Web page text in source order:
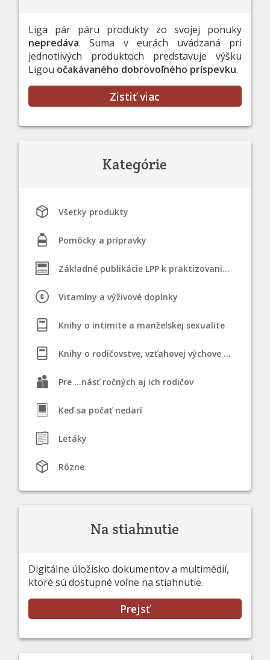
Liga pár páru produkty zo svojej ponuky
nepredáva. Suma v eurách uvádzaná pri
jednotlivých produktoch predstavuje výšku
Ligou očakávaného dobrovoľného príspevku.
Zistiť viac
Kategórie
Všetky produkty
Pomôcky a prípravky
Základné publikácie LPP k praktizovaniu STM
Vitamíny a výživové doplnky
Knihy o intimite a manželskej sexualite
Knihy o rodičovstve, vzťahovej výchove a dojčení
Pre ...násť ročných aj ich rodičov
Keď sa počať nedarí
Letáky
Rôzne
Na stiahnutie
Digitálne úložisko dokumentov a multimédií,
ktoré sú dostupné voľne na stiahnutie.
Prejsť